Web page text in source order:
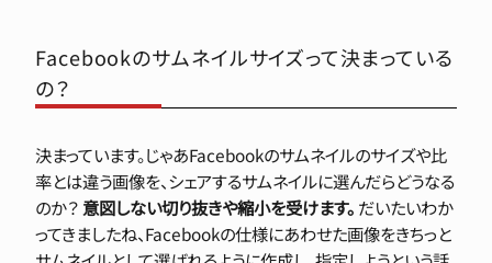
Facebookのサムネイルサイズって決まっている
の？
決まっています。じゃあFacebookのサムネイルのサイズや比
率とは違う画像を、シェアするサムネイルに選んだらどうなる
のか？ 意図しない切り抜きや縮小を受けます。 だいたいわか
ってきましたね、Facebookの仕様にあわせた画像をきちっと